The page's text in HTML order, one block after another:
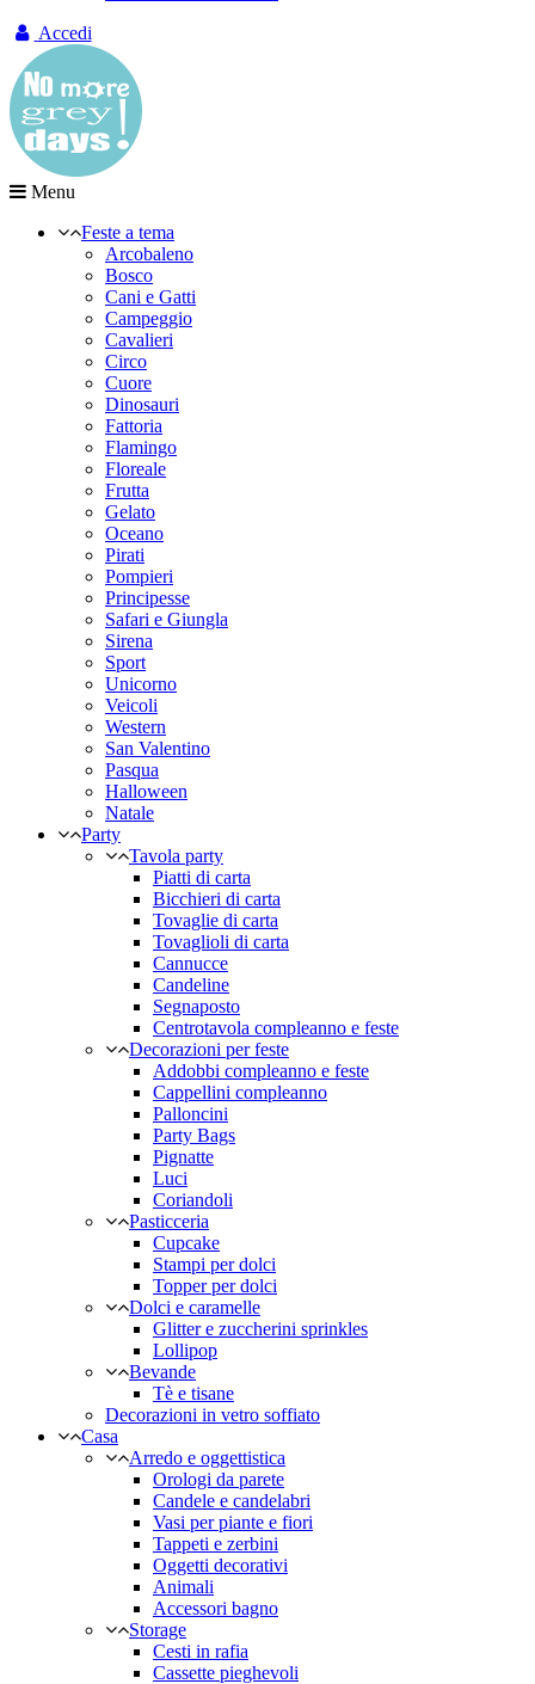
Accedi
Menu
Feste a tema
Arcobaleno
Bosco
Cani e Gatti
Campeggio
Cavalieri
Circo
Cuore
Dinosauri
Fattoria
Flamingo
Floreale
Frutta
Gelato
Oceano
Pirati
Pompieri
Principesse
Safari e Giungla
Sirena
Sport
Unicorno
Veicoli
Western
San Valentino
Pasqua
Halloween
Natale
Party
Tavola party
Piatti di carta
Bicchieri di carta
Tovaglie di carta
Tovaglioli di carta
Cannucce
Candeline
Segnaposto
Centrotavola compleanno e feste
Decorazioni per feste
Addobbi compleanno e feste
Cappellini compleanno
Palloncini
Party Bags
Pignatte
Luci
Coriandoli
Pasticceria
Cupcake
Stampi per dolci
Topper per dolci
Dolci e caramelle
Glitter e zuccherini sprinkles
Lollipop
Bevande
Tè e tisane
Decorazioni in vetro soffiato
Casa
Arredo e oggettistica
Orologi da parete
Candele e candelabri
Vasi per piante e fiori
Tappeti e zerbini
Oggetti decorativi
Animali
Accessori bagno
Storage
Cesti in rafia
Cassette pieghevoli